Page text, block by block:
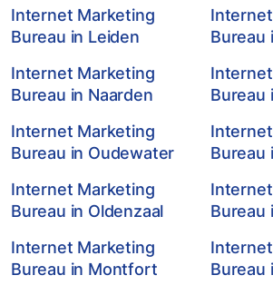
Internet Marketing
Bureau in Leiden
Bureau
Internet Marketing
Bureau in Naarden
Bureau
Internet Marketing
Bureau in Oudewater
Bureau
Internet Marketing
Bureau in Oldenzaal
Bureau
Internet Marketing
Bureau in Montfort
Bureau